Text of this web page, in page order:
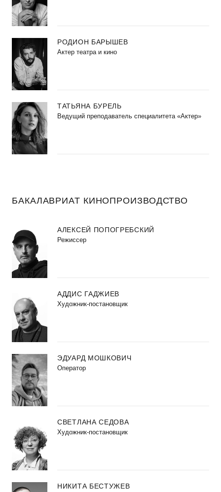
РОДИОН БАРЫШЕВ
Актер театра и кино
ТАТЬЯНА БУРЕЛЬ
Ведущий преподаватель специалитета «Актер»
БАКАЛАВРИАТ КИНОПРОИЗВОДСТВО
АЛЕКСЕЙ ПОПОГРЕБСКИЙ
Режиссер
АДДИС ГАДЖИЕВ
Художник-постановщик
ЭДУАРД МОШКОВИЧ
Оператор
СВЕТЛАНА СЕДОВА
Художник-постановщик
НИКИТА БЕСТУЖЕВ